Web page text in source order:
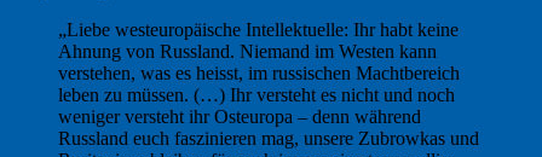
„Liebe westeuropäische Intellektuelle: Ihr habt keine
Ahnung von Russland. Niemand im Westen kann
verstehen, was es heisst, im russischen Machtbereich
leben zu müssen. (…) Ihr versteht es nicht und noch
weniger versteht ihr Osteuropa – denn während
Russland euch faszinieren mag, unsere Zubrowkas und